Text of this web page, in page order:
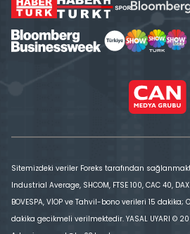
Sitemizdeki veriler Foreks tarafından
Industrial Average, SHCOM, FTSE 100, CAC 40,
BOVESPA, VİOP ve Tahvil-bono verileri 15 dakika;
dakika gecikmeli verilmektedir. YASAL UYARI ©